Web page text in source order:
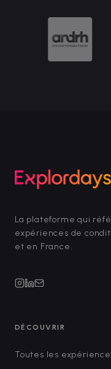
La plateforme qui
expériences de
et en France.
DÉCOUVRIR
Toutes les